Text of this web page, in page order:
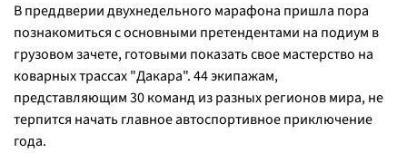
В преддверии двухнедельного марафона пришла пора
познакомиться с основными претендентами на подиум в
грузовом зачете, готовыми показать свое мастерство на
коварных трассах "Дакара". 44 экипажам,
представляющим 30 команд из разных регионов мира, не
терпится начать главное автоспортивное приключение
года.